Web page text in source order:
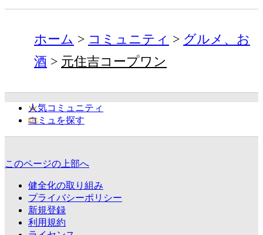
ホーム コミュニティ
グルメ、お
酒
元住吉コープワン
人気コミュニティ
コミュを探す
このページの上部へ
健全化の取り組み
プライバシーポリシー
新規登録
利用規約